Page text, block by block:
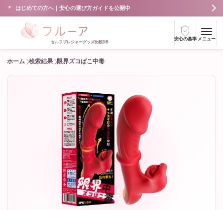
はじめての方へ｜安心の選び方ガイドを公開中
セルフプレジャーグッズ比較DB
安心の基準 メニュー
ホーム 検索結果 限界ズコばこ中毒